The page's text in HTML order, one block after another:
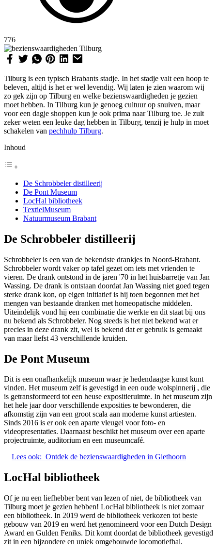
776
Tilburg is een typisch Brabants stadje. In het stadje valt een hoop te
beleven, altijd is het er wel levendig. Wij laten je zien waarom wij
zo gek zijn op Tilburg en welke bezienswaardigheden je gezien
moet hebben. In Tilburg kun je genoeg cultuur op snuiven, maar
voor een dagje shoppen kun je ook prima naar Tilburg toe. Je zult
zeker weten een leuke dag hebben in Tilburg, tenzij je hulp in moet
schakelen van pechhulp Tilburg.
Inhoud
De Schrobbeler distilleerij
De Pont Museum
LocHal bibliotheek
TextielMuseum
Natuurmuseum Brabant
De Schrobbeler distilleerij
Schrobbeler is een van de bekendste drankjes in Noord-Brabant.
Schrobbeler wordt vaker op tafel gezet om iets met vrienden te
vieren. De drank ontstond in de jaren '70 in het huisbarretje van Jan
Wassing. De drank is ontstaan doordat Jan Wassing niet goed tegen
sterke drank kon, op eigen initiatief is hij toen begonnen met het
mengen van bestaande dranken met homeopatische middelen.
Uiteindelijk vond hij een combinatie die werkte en dit staat bij ons
nu bekend als Schrobbeler. Nog steeds is het niet bekend wat er
precies in deze drank zit, wel is bekend dat er gebruik is gemaakt
van maar liefst 43 verschillende kruiden.
De Pont Museum
Dit is een onafhankelijk museum waar je hedendaagse kunst kunt
vinden. Het museum zelf is gevestigd in een oude wolspinnerij , die
is getransformeerd tot een heuse expositieruimte. In het museum zijn
het hele jaar door verschillende exposities te bewonderen, die
afkomstig zijn van een groot scala aan moderne kunst artiesten.
Sinds 2016 is er ook een aparte vleugel voor foto- en
videopresentaties. Daarnaast beschikt het museum over een aparte
projectruimte, auditorium en een museumcafé.
Lees ook: Ontdek de bezienswaardigheden in Giethoorn
LocHal bibliotheek
Of je nu een liefhebber bent van lezen of niet, de bibliotheek van
Tilburg moet je gezien hebben! LocHal bibliotheek is niet zomaar
een bibliotheek. In 2019 werd de bibliotheek verkozen tot beste
gebouw van 2019 en werd het genomineerd voor een Dutch Design
Award en Gulden Feniks. Dit komt doordat de bibliotheek gevestigd
zit in een bijzondere en uniek omgebouwde locomotiefhal.